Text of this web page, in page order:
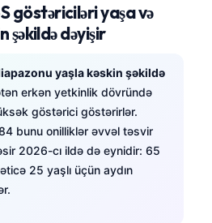
göstəriciləri yaşa və
şəkildə dəyişir
yaşla kəskin şəkildə
erkən yetkinlik dövründə
göstərici göstərirlər.
bunu onilliklər əvvəl təsvir
2026-cı ildə də eynidir: 65
25 yaşlı üçün aydın